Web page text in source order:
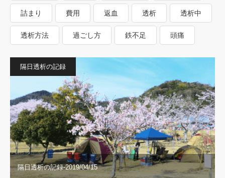
詰まり 費用 返血 透析 透析中
透析方法 過ごし方 鉄不足 頭痛
隔日透析の記録
隔日透析の記録-2019/04/15